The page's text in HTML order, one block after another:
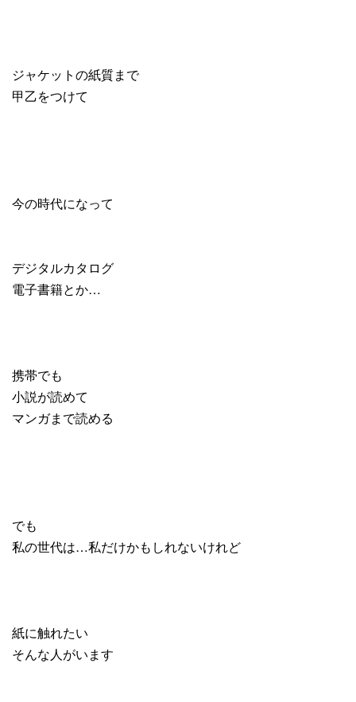
ジャケットの紙質まで
甲乙をつけて
今の時代になって
デジタルカタログ
電子書籍とか…
携帯でも
小説が読めて
マンガまで読める
でも
私の世代は…私だけかもしれないけれど
紙に触れたい
そんな人がいます